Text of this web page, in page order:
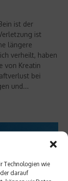
Technologien wie
darauf
ist der
ist
längere
verheilt, haben
von Kreatin
bei
und...